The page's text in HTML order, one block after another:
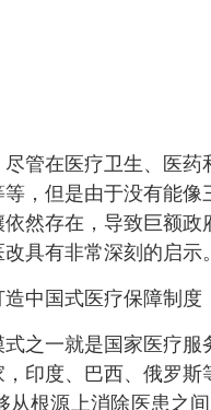
在医疗卫生、医药
，但是由于没有能
然存在，导致巨额
具有非常深刻的启示。
中国式医疗保障制度
一就是国家医疗服
印度、巴西、俄罗
根源上消除医患之